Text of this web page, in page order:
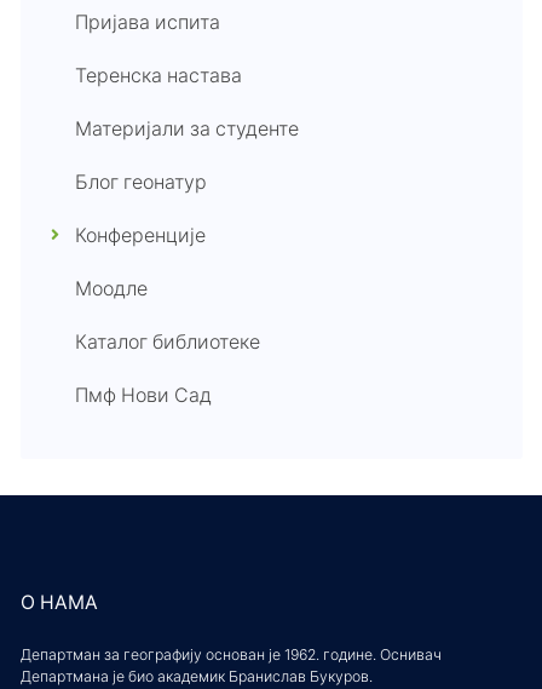
Пријава испита
Теренска настава
Материјали за студенте
Блог геонатур
Конференције
Моодле
Каталог библиотеке
Пмф Нови Сад
О НАМА
Департман за географију основан је 1962. године. Оснивач
Департмана је био академик Бранислав Букуров.